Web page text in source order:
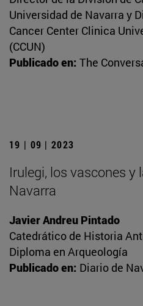
Universidad de Navarra y
Cancer Center Clinica
(CCUN)
Publicado en: The
19 | 09 | 2023
Irulegi, los vascones
Navarra
Javier Andreu Pintado
Catedrático de Historia
Diploma en Arqueología
Publicado en: Diario de